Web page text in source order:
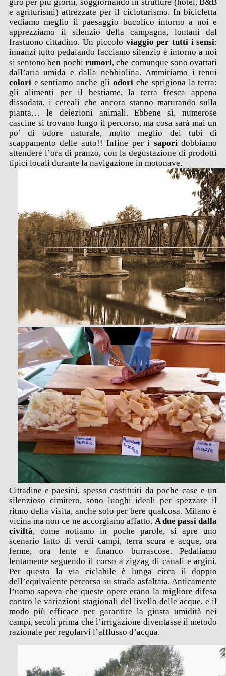
e agriturismi) attrezzate per il cicloturismo. In bicicletta
vediamo meglio il paesaggio bucolico intorno a noi e
apprezziamo il silenzio della campagna, lontani dal
frastuono cittadino. Un piccolo viaggio per tutti i sensi:
innanzi tutto pedalando facciamo silenzio e intorno a noi
si sentono ben pochi rumori, che comunque sono ovattati
dall’aria umida e dalla nebbiolina. Ammiriamo i tenui
colori e sentiamo anche gli odoriche sprigiona la terra:
gli alimenti per il bestiame, la terra fresca appena
dissodata, i cereali che ancora stanno maturando sulla
pianta… le deiezioni animali. Ebbene sì, numerose
cascine si trovano lungo il percorso, ma cosa sarà mai un
po’ di odore naturale, molto meglio dei tubi di
scappamento delle auto!! Infine per i saporidobbiamo
attendere l’ora di pranzo, con la degustazione di prodotti
tipici locali durante la navigazione in motonave.
Cittadine e paesini, spesso costituiti da poche case e un
silenzioso cimitero, sono luoghi ideali per spezzare il
ritmo della visita, anche solo per bere qualcosa. Milano è
vicina ma non ce ne accorgiamo affatto. A due passi dalla
civiltà, come notiamo in poche parole, si apre uno
scenario fatto di verdi campi, terra scura e acque, ora
ferme, ora lente e financo burrascose. Pedaliamo
lentamente seguendo il corso a zigzag di canali e argini.
Per questo la via ciclabile è lunga circa il doppio
dell’equivalente percorso su strada asfaltata. Anticamente
l’uomo sapeva che queste opere erano la migliore difesa
contro le variazioni stagionali del livello delle acque, e il
modo più efficace per garantire la giusta umidità nei
campi, secoli prima che l’irrigazione diventasse il metodo
razionale per regolarvi l’afflusso d’acqua.